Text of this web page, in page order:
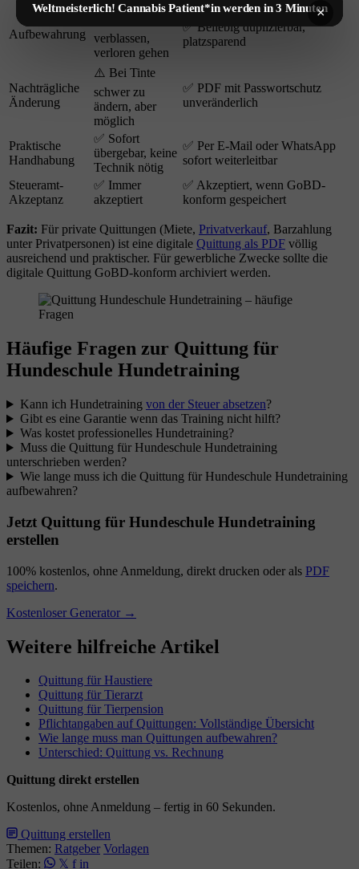
Aufbewahrung
verblassen,
verloren gehen
✅ Beliebig duplizierbar,
platzsparend
Nachträgliche
Änderung
⚠️ Bei Tinte
schwer zu
ändern, aber
möglich
✅ PDF mit Passwortschutz
unveränderlich
Praktische
Handhabung
✅ Sofort
übergebar, keine
Technik nötig
✅ Per E-Mail oder WhatsApp
sofort weiterleitbar
Steueramt-
Akzeptanz
✅ Immer
akzeptiert
✅ Akzeptiert, wenn GoBD-
konform gespeichert
Fazit: Für private Quittungen (Miete, Privatverkauf, Barzahlung
unter Privatpersonen) ist eine digitale Quittung als PDF völlig
ausreichend und praktischer. Für gewerbliche Zwecke sollte die
digitale Quittung GoBD-konform archiviert werden.
Häufige Fragen zur Quittung für
Hundeschule Hundetraining
Kann ich Hundetraining von der Steuer absetzen?
Gibt es eine Garantie wenn das Training nicht hilft?
Was kostet professionelles Hundetraining?
Muss die Quittung für Hundeschule Hundetraining
unterschrieben werden?
Wie lange muss ich die Quittung für Hundeschule Hundetraining
aufbewahren?
Jetzt Quittung für Hundeschule Hundetraining
erstellen
100% kostenlos, ohne Anmeldung, direkt drucken oder als PDF
speichern.
Kostenloser Generator →
Weitere hilfreiche Artikel
Quittung für Haustiere
Quittung für Tierarzt
Quittung für Tierpension
Pflichtangaben auf Quittungen: Vollständige Übersicht
Wie lange muss man Quittungen aufbewahren?
Unterschied: Quittung vs. Rechnung
Quittung direkt erstellen
Kostenlos, ohne Anmeldung – fertig in 60 Sekunden.
Quittung erstellen
Themen: Ratgeber Vorlagen
Teilen:
𝕏 f in
Weltmeisterlich! Cannabis Patient*in werden in 3 Minuten
×